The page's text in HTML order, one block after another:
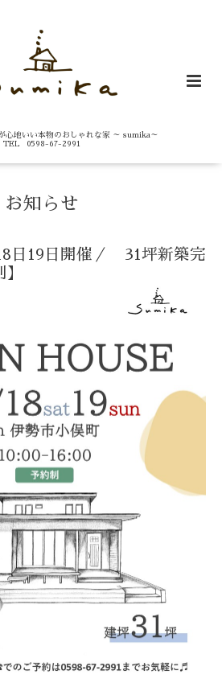
心地いい本物のおしゃれな家 ～ sumika～
TEL 0598-67-2991
お知らせ
日19日開催／ 31坪新築完